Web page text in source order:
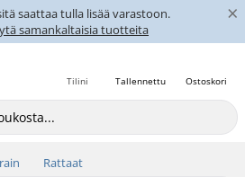
saattaa tulla lisää varastoon.
samankaltaisia tuotteita
×
Ostoskori
Tallennettu
Tilini
Rattaat